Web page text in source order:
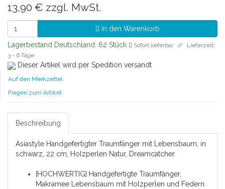
13,90 € zzgl. MwSt.
In den Warenkorb
Lagerbestand Deutschland: 62 Stück
Sofort lieferbar
Lieferzeit:
3 - 6 Tage
Dieser Artikel wird per Spedition versandt
Auf den Merkzettel
Fragen zum Artikel
Beschreibung
Asiastyle Handgefertigter Traumfänger mit Lebensbaum, in
schwarz, 22 cm, Holzperlen Natur, Dreamcatcher
[HOCHWERTIG] Handgefertigte Traumfänger,
Makramee Lebensbaum mit Holzperlen und Federn.